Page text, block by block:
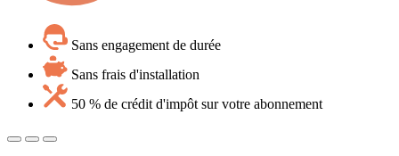
Sans engagement de durée
Sans frais d'installation
50 % de crédit d'impôt sur votre abonnement